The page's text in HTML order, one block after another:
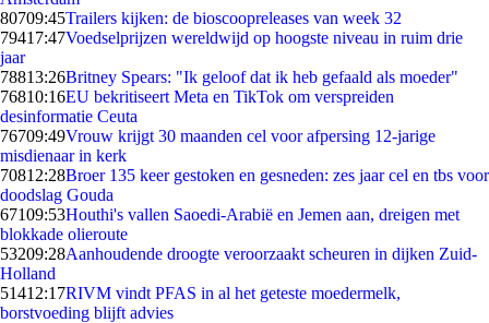
80709:45Trailers kijken: de bioscoopreleases van week 32
79417:47Voedselprijzen wereldwijd op hoogste niveau in ruim drie
jaar
78813:26Britney Spears: "Ik geloof dat ik heb gefaald als moeder"
76810:16EU bekritiseert Meta en TikTok om verspreiden
desinformatie Ceuta
76709:49Vrouw krijgt 30 maanden cel voor afpersing 12-jarige
misdienaar in kerk
70812:28Broer 135 keer gestoken en gesneden: zes jaar cel en tbs voor
doodslag Gouda
67109:53Houthi's vallen Saoedi-Arabië en Jemen aan, dreigen met
blokkade olieroute
53209:28Aanhoudende droogte veroorzaakt scheuren in dijken Zuid-
Holland
51412:17RIVM vindt PFAS in al het geteste moedermelk,
borstvoeding blijft advies